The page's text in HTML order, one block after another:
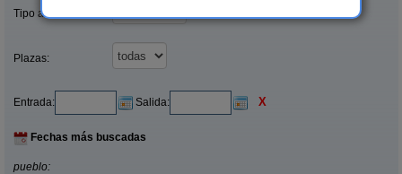
Tipo alquiler:
Plazas:
Entrada: Salida: X
Fechas más buscadas
pueblo: